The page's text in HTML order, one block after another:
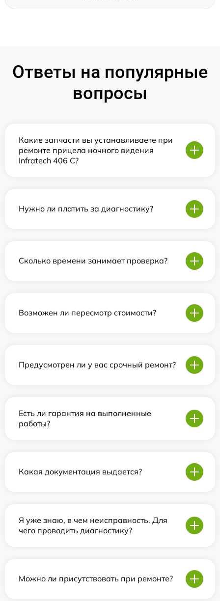
Ответы на популярные
вопросы
Какие запчасти вы устанавливаете при
ремонте прицела ночного видения
Infratech 406 С?
Нужно ли платить за диагностику?
Сколько времени занимает проверка?
Возможен ли пересмотр стоимости?
Предусмотрен ли у вас срочный ремонт?
Есть ли гарантия на выполненные
работы?
Какая документация выдается?
Я уже знаю, в чем неисправность. Для
чего проводить диагностику?
Можно ли присутствовать при ремонте?